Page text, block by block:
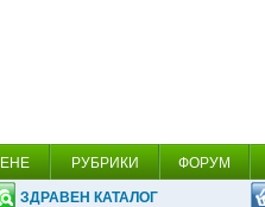
РУБРИКИ ФОРУМ
ЗДРАВЕН КАТАЛОГ